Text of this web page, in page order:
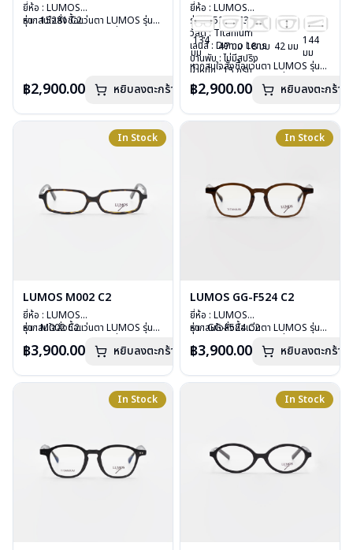
ยี่ห้อ : LUMOS
รุ่น : 15281 C2
อุปกรณ์ : กล่องแว่น , ผ้าเช็ดแว่น
การรับประกัน : 2 ปี
หากสนใจสั่งชื้อแว่นตา LUMOS รุ่น
฿2,900.00 หยิบลงตะกร้า
ยี่ห้อ : LUMOS
รุ่น : 15281 C32
วัสดุ : Titanium
เลนส์ : Demo Lens
บานพับ : ไม่มีสปริง
น้ำหนัก : 15 กรัม
อุปกรณ์ : กล่องแว่น , ผ้าเช็ดแว่น
การรับประกัน : 2 ปี
134
มม
47 มม 18 มม 42 มม 144
มม
หากสนใจสั่งชื้อแว่นตา LUMOS รุ่น
กรุณาติดต่อเราคลิก
฿2,900.00 หยิบลงตะกร้า
In Stock
LUMOS M002 C2
ยี่ห้อ : LUMOS
รุ่น : M002 C2
เลนส์ : Demo Lens
น้ำหนัก : 20 กรัม
อุปกรณ์ : กล่องแว่น , ผ้าเช็ดแว่น
หากสนใจสั่งชื้อแว่นตา LUMOS รุ่น
กรุณาติดต่อเราคลิก
฿3,900.00 หยิบลงตะกร้า
In Stock
LUMOS GG-F524 C2
ยี่ห้อ : LUMOS
รุ่น : GG-F524 C2
เลนส์ : Demo Lens
น้ำหนัก : 29 กรัม
อุปกรณ์ : กล่องแว่น , ผ้าเช็ดแว่น
หากสนใจสั่งชื้อแว่นตา LUMOS รุ่น
กรุณาติดต่อเราคลิก
฿3,900.00 หยิบลงตะกร้า
In Stock In Stock